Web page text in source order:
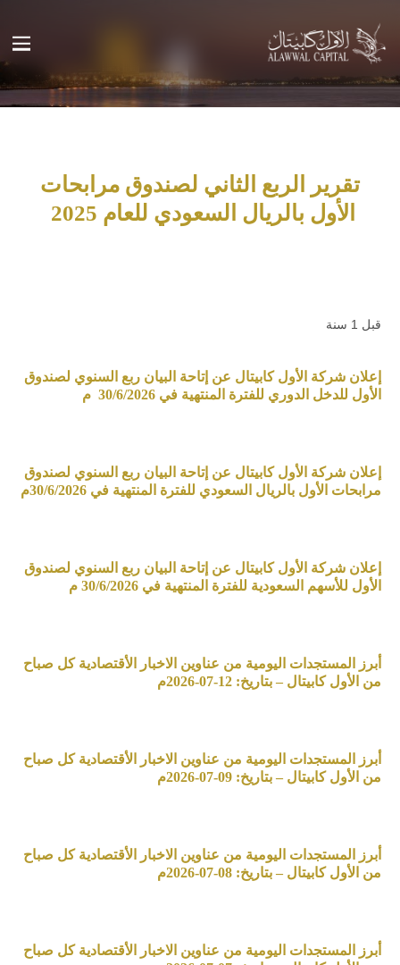
تقرير الربع الثاني لصندوق مرابحات
الأول بالريال السعودي للعام 2025
قبل 1 سنة
إعلان شركة الأول كابيتال عن إتاحة البيان ربع السنوي لصندوق
الأول للدخل الدوري للفترة المنتهية في 30/6/2026 م
إعلان شركة الأول كابيتال عن إتاحة البيان ربع السنوي لصندوق
مرابحات الأول بالريال السعودي للفترة المنتهية في 30/6/2026م
إعلان شركة الأول كابيتال عن إتاحة البيان ربع السنوي لصندوق
الأول للأسهم السعودية للفترة المنتهية في 30/6/2026 م
أبرز المستجدات اليومية من عناوين الاخبار الأقتصادية كل صباح
من الأول كابيتال – بتاريخ: 12-07-2026م
أبرز المستجدات اليومية من عناوين الاخبار الأقتصادية كل صباح
من الأول كابيتال – بتاريخ: 09-07-2026م
أبرز المستجدات اليومية من عناوين الاخبار الأقتصادية كل صباح
من الأول كابيتال – بتاريخ: 08-07-2026م
أبرز المستجدات اليومية من عناوين الاخبار الأقتصادية كل صباح